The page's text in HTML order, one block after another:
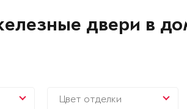
двери в
Цвет отделки